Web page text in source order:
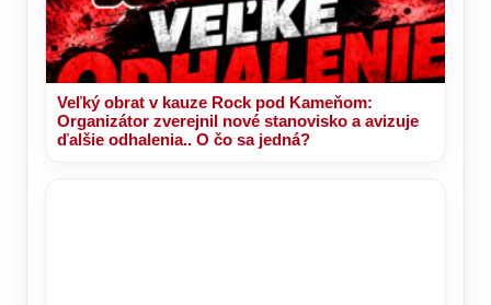
Veľký obrat v kauze Rock pod Kameňom:
Organizátor zverejnil nové stanovisko a avizuje
ďalšie odhalenia.. O čo sa jedná?